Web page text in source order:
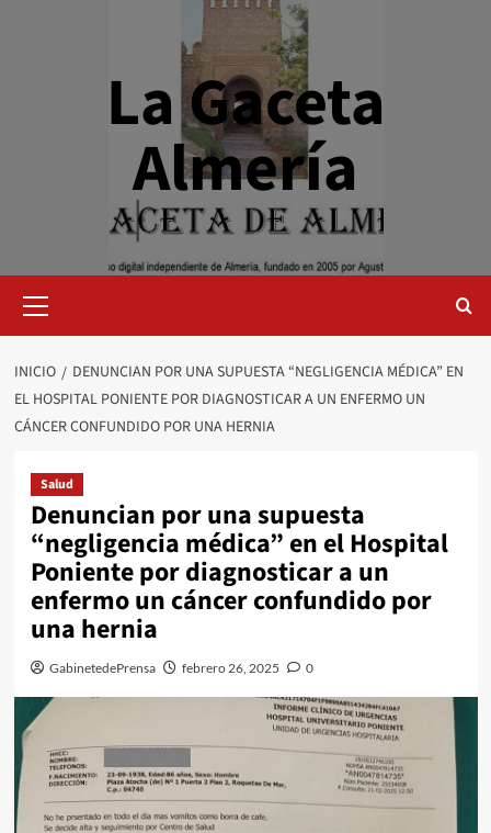
La Gaceta
Almería
primario
INICIO
DENUNCIAN POR UNA SUPUESTA “NEGLIGENCIA MÉDICA” EN
EL HOSPITAL PONIENTE POR DIAGNOSTICAR A UN ENFERMO UN
CÁNCER CONFUNDIDO POR UNA HERNIA
Salud
Denuncian por una supuesta
“negligencia médica” en el Hospital
Poniente por diagnosticar a un
enfermo un cáncer confundido por
una hernia
GabinetedePrensa febrero 26, 2025 0